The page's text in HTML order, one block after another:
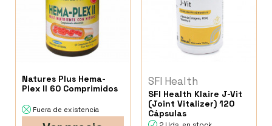
Natures Plus Hema-
Plex II 60 Comprimidos
Fuera de existencia
SFI Health
SFI Health Klaire J-Vit
(Joint Vitalizer) 120
Cápsulas